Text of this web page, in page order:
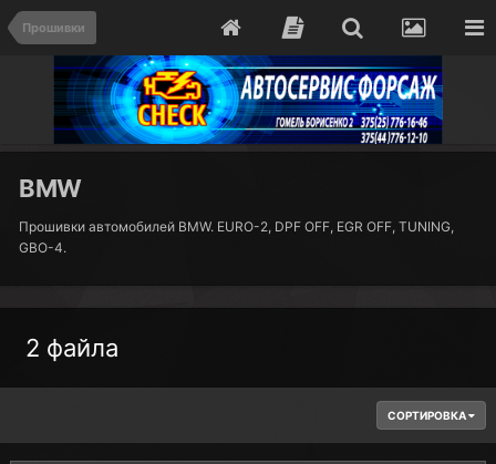
Прошивки
BMW
Прошивки автомобилей BMW. EURO-2, DPF OFF, EGR OFF, TUNING,
GBO-4.
2 файла
СОРТИРОВКА